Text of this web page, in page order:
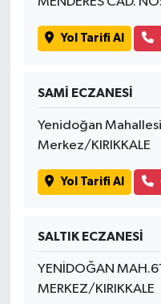
Yol Tarifi Al
SAMİ ECZANESİ
Yenidoğan
Merkez/KIRIKKALE
Yol Tarifi Al
SALTIK ECZANESİ
YENİDOĞAN
MERKEZ/KIRIKKALE